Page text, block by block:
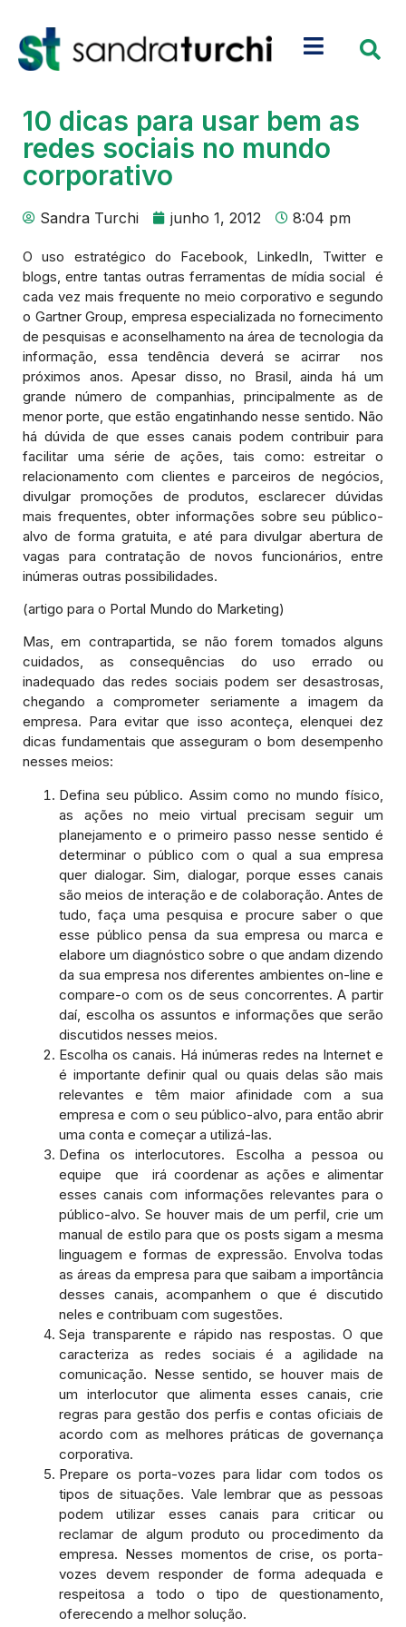
10 dicas para usar bem as
redes sociais no mundo
corporativo
Sandra Turchi junho 1, 2012 8:04 pm
O uso estratégico do Facebook, LinkedIn, Twitter e
blogs, entre tantas outras ferramentas de mídia social é
cada vez mais frequente no meio corporativo e segundo
o Gartner Group, empresa especializada no fornecimento
de pesquisas e aconselhamento na área de tecnologia da
informação, essa tendência deverá se acirrar nos
próximos anos. Apesar disso, no Brasil, ainda há um
grande número de companhias, principalmente as de
menor porte, que estão engatinhando nesse sentido. Não
há dúvida de que esses canais podem contribuir para
facilitar uma série de ações, tais como: estreitar o
relacionamento com clientes e parceiros de negócios,
divulgar promoções de produtos, esclarecer dúvidas
mais frequentes, obter informações sobre seu público-
alvo de forma gratuita, e até para divulgar abertura de
vagas para contratação de novos funcionários, entre
inúmeras outras possibilidades.
(artigo para o Portal Mundo do Marketing)
Mas, em contrapartida, se não forem tomados alguns
cuidados, as consequências do uso errado ou
inadequado das redes sociais podem ser desastrosas,
chegando a comprometer seriamente a imagem da
empresa. Para evitar que isso aconteça, elenquei dez
dicas fundamentais que asseguram o bom desempenho
nesses meios:
Defina seu público. Assim como no mundo físico,
as ações no meio virtual precisam seguir um
planejamento e o primeiro passo nesse sentido é
determinar o público com o qual a sua empresa
quer dialogar. Sim, dialogar, porque esses canais
são meios de interação e de colaboração. Antes de
tudo, faça uma pesquisa e procure saber o que
esse público pensa da sua empresa ou marca e
elabore um diagnóstico sobre o que andam dizendo
da sua empresa nos diferentes ambientes on-line e
compare-o com os de seus concorrentes. A partir
daí, escolha os assuntos e informações que serão
discutidos nesses meios.
Escolha os canais. Há inúmeras redes na Internet e
é importante definir qual ou quais delas são mais
relevantes e têm maior afinidade com a sua
empresa e com o seu público-alvo, para então abrir
uma conta e começar a utilizá-las.
Defina os interlocutores. Escolha a pessoa ou
equipe que irá coordenar as ações e alimentar
esses canais com informações relevantes para o
público-alvo. Se houver mais de um perfil, crie um
manual de estilo para que os posts sigam a mesma
linguagem e formas de expressão. Envolva todas
as áreas da empresa para que saibam a importância
desses canais, acompanhem o que é discutido
neles e contribuam com sugestões.
Seja transparente e rápido nas respostas. O que
caracteriza as redes sociais é a agilidade na
comunicação. Nesse sentido, se houver mais de
um interlocutor que alimenta esses canais, crie
regras para gestão dos perfis e contas oficiais de
acordo com as melhores práticas de governança
corporativa.
Prepare os porta-vozes para lidar com todos os
tipos de situações. Vale lembrar que as pessoas
podem utilizar esses canais para criticar ou
reclamar de algum produto ou procedimento da
empresa. Nesses momentos de crise, os porta-
vozes devem responder de forma adequada e
respeitosa a todo o tipo de questionamento,
oferecendo a melhor solução.